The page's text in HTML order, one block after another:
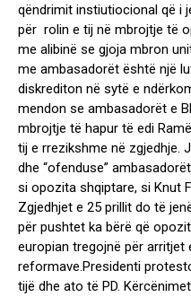
qëndrimit instiutiocional që i
për rolin e tij në mbrojtje të
me alibinë se gjoja mbron
me ambasadorët është një
diskrediton në sytë e
mendon se ambasadorët e
mbrojtje të hapur të edi
tij e rrezikshme në zgjedhje.
dhe “ofenduse”
si opozita shqiptare, si Knut
Zgjedhjet e 25 prillit do të
për pushtet ka bërë që
europian tregojnë për arritjet
reformave.Presidenti
tijë dhe ato të PD.